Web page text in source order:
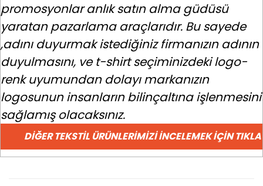
promosyonlar anlık satın alma güdüsü
yaratan pazarlama araçlarıdır. Bu sayede
,adını duyurmak istediğiniz firmanızın adının
duyulmasını, ve t-shirt seçiminizdeki logo-
renk uyumundan dolayı markanızın
logosunun insanların bilinçaltına işlenmesini
sağlamış olacaksınız.
DIĞER TEKSTIL ÜRÜNLERIMIZI İNCELEMEK İÇIN